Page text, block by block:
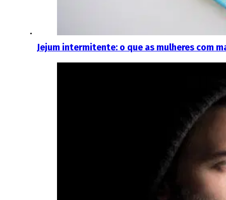
Jejum intermitente: o que as mulheres com